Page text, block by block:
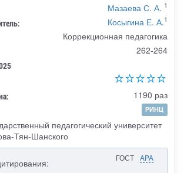
Мазаева С. А. 1
Косыгина Е. А.1
Коррекционная педагогика
262-264
1190 раз
РИНЦ
педагогический университет
Тян-Шанского
ГОСТ APA